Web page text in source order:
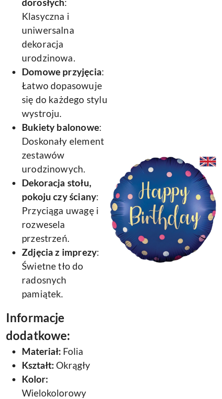
dorosłych:
Klasyczna i
uniwersalna
dekoracja
urodzinowa.
Domowe przyjęcia:
Łatwo dopasowuje
się do każdego stylu
wystroju.
Bukiety balonowe:
Doskonały element
zestawów
urodzinowych.
Dekoracja stołu,
pokoju czy ściany:
Przyciąga uwagę i
rozwesela
przestrzeń.
Zdjęcia z imprezy:
Świetne tło do
radosnych
pamiątek.
Informacje
dodatkowe:
Materiał: Folia
Kształt: Okrągły
Kolor:
Wielokolorowy